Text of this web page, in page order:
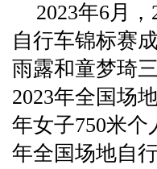
2023年6月
自行车锦标赛
雨露和童梦琦
2023年全国场
年女子750米个
年全国场地自